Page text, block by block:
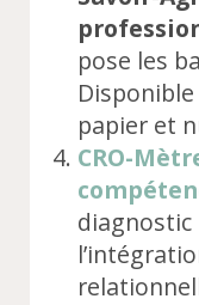
pose les
papier et
CRO-
diagnostic